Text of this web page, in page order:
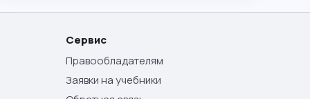
запустив полный интерактивный функционал!
место, где можно бесплатно найти нужный учебник
лаборатория и интерактивный класс в одном окне.
Сервис
Правообладателям
Заявки на учебники